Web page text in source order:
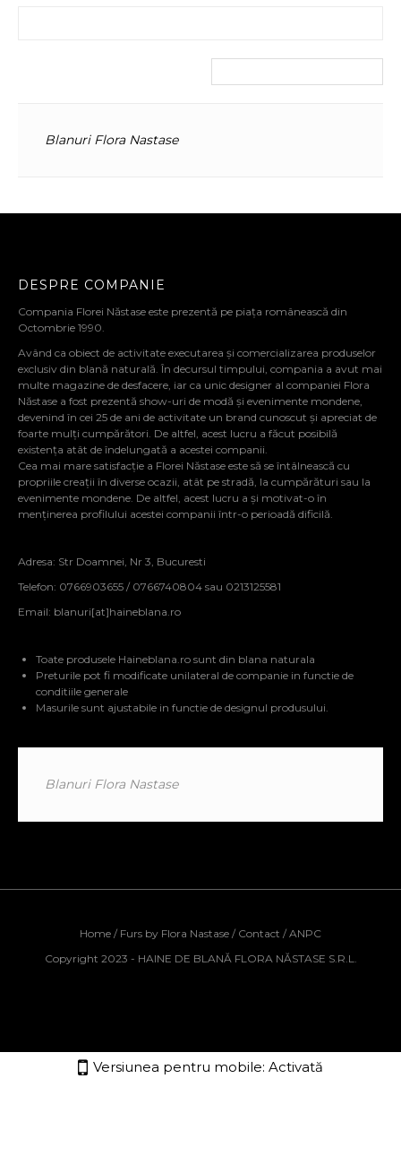
Blanuri Flora Nastase
DESPRE COMPANIE
Compania Florei Năstase este prezentă pe piața românească din
Octombrie 1990.
Având ca obiect de activitate executarea și comercializarea produselor
exclusiv din blană naturală. În decursul timpului, compania a avut mai
multe magazine de desfacere, iar ca unic designer al companiei Flora
Năstase a fost prezentă show-uri de modă și evenimente mondene,
devenind în cei 25 de ani de activitate un brand cunoscut și apreciat de
foarte mulți cumpărători. De altfel, acest lucru a făcut posibilă
existența atât de îndelungată a acestei companii.
Cea mai mare satisfacție a Florei Năstase este să se întâlnească cu
propriile creații în diverse ocazii, atât pe stradă, la cumpărături sau la
evenimente mondene. De altfel, acest lucru a și motivat-o în
menținerea profilului acestei companii într-o perioadă dificilă.
Adresa: Str Doamnei, Nr 3, Bucuresti
Telefon: 0766903655 / 0766740804 sau 0213125581
Email: blanuri[at]haineblana.ro
Toate produsele Haineblana.ro sunt din blana naturala
Preturile pot fi modificate unilateral de companie in functie de
conditiile generale
Masurile sunt ajustabile in functie de designul produsului.
Blanuri Flora Nastase
Home / Furs by Flora Nastase / Contact / ANPC
Copyright 2023 - HAINE DE BLANĂ FLORA NĂSTASE S.R.L.
Versiunea pentru mobile: Activată